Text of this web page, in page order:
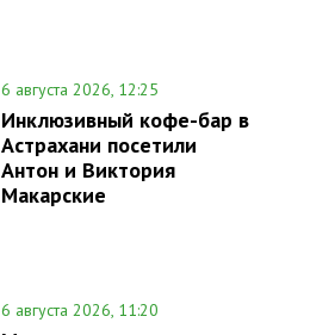
6 августа 2026, 12:25
Инклюзивный кофе-бар в
Астрахани посетили
Антон и Виктория
Макарские
6 августа 2026, 11:20